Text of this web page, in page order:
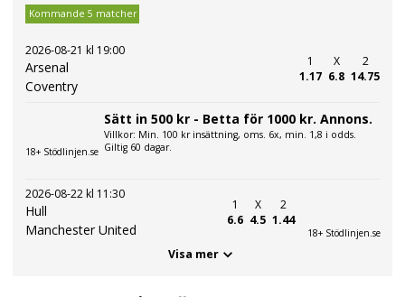
Kommande 5 matcher
2026-08-21 kl 19:00
Arsenal
Coventry
1
1.17
X
6.8
2
14.75
18+ Stödlinjen.se
Sätt in 500 kr - Betta för 1000 kr. Annons.
Villkor: Min. 100 kr insättning, oms. 6x, min. 1,8 i odds.
Giltig 60 dagar.
2026-08-22 kl 11:30
Hull
Manchester United
1
6.6
X
4.5
2
1.44
18+ Stödlinjen.se
Visa mer